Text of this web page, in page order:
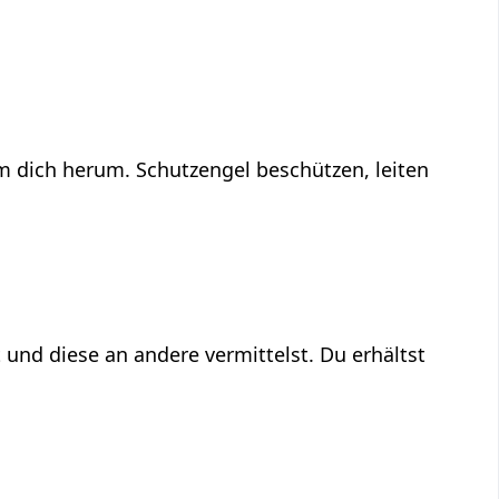
dich herum. Schutzengel beschützen, leiten
diese an andere vermittelst. Du erhältst